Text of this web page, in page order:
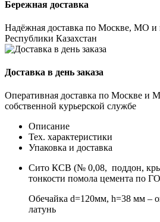
Бережная доставка
Надёжная доставка по Москве, МО и
Республики Казахстан
Доставка в день заказа
Оперативная доставка по Москве и
собственной курьерской службе
Описание
Тех. характеристики
Упаковка и доставка
Сито КСВ (№ 0,08, поддон,
тонкости помола цемента по
Обечайка d=120мм, h=38 мм –
латунь